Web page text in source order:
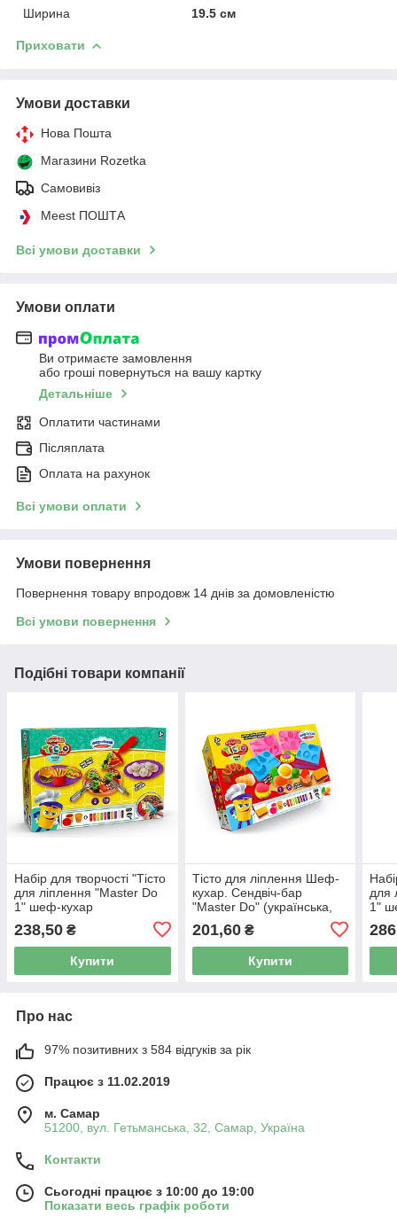
Ширина
19.5 см
Приховати
Умови доставки
Нова Пошта
Магазини Rozetka
Самовивіз
Meest ПОШТА
Всі умови доставки
Умови оплати
Ви отримаєте замовлення
або гроші повернуться на вашу картку
Детальніше
Оплатити частинами
Післяплата
Оплата на рахунок
Всі умови оплати
Умови повернення
Повернення товару впродовж 14 днів за домовленістю
Всі умови повернення
Подібні товари компанії
Набір для творчості "Тісто
для ліплення "Master Do
1" шеф-кухар
238,50 ₴
Купити
Тісто для ліплення Шеф-
кухар. Сендвіч-бар
"Master Do" (українська,
26х19х7)
201,60₴
Купити
для
1"
Про нас
97% позитивних з 584 відгуків за рік
Працює з 11.02.2019
м. Самар
51200, вул. Гетьманська, 32, Самар, Україна
Контакти
Сьогодні працює з 10:00 до 19:00
Показати весь графік роботи